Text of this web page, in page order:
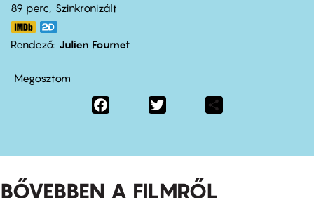
89 perc,
Szinkronizált
Rendező Julien Fournet
Megosztom
Facebook
BŐVEBBEN A FILMRŐL